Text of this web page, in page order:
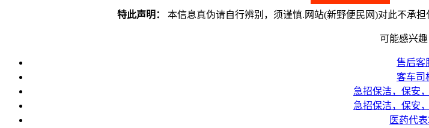
特此声明： 本信息真伪请自行辨别，须谨慎.网站(新野便民网)对此不承
可能感兴趣
售后客
客车司
急招保洁，保安
急招保洁，保安
医药代表